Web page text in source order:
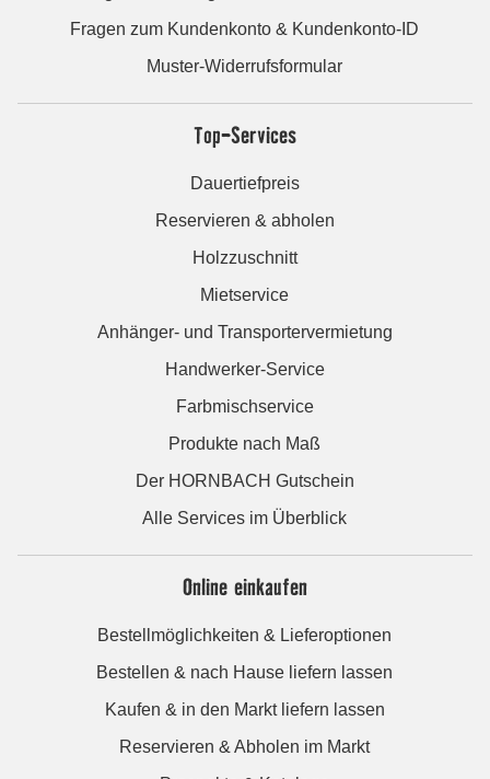
Fragen zum Kundenkonto & Kundenkonto-ID
Muster-Widerrufsformular
Top-Services
Dauertiefpreis
Reservieren & abholen
Holzzuschnitt
Mietservice
Anhänger- und Transportervermietung
Handwerker-Service
Farbmischservice
Produkte nach Maß
Der HORNBACH Gutschein
Alle Services im Überblick
Online einkaufen
Bestellmöglichkeiten & Lieferoptionen
Bestellen & nach Hause liefern lassen
Kaufen & in den Markt liefern lassen
Reservieren & Abholen im Markt